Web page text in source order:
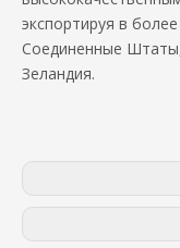
экспортируя в
Соединенные
Зеландия.